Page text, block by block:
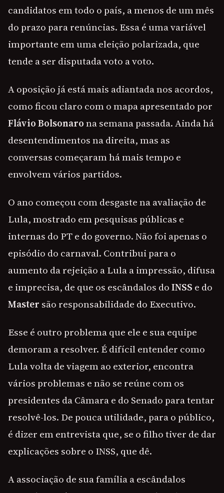
candidatos em todo o país, a menos de um mês
do prazo para renúncias. Essa é uma variável
importante em uma eleição polarizada, que
tende a ser disputada voto a voto.
A oposição já está mais adiantada nos acordos,
como ficou claro com o mapa apresentado por
Flávio Bolsonarona semana passada. Ainda há
desentendimentos na direita, mas as
conversas começaram há mais tempo e
envolvem vários partidos.
O ano começou com desgaste na avaliação de
Lula, mostrado em pesquisas públicas e
internas do PT e do governo. Não foi apenas o
episódio do carnaval. Contribui para o
aumento da rejeição a Lula a impressão, difusa
e imprecisa, de que os escândalos doINSS e do
Master são responsabilidade do Executivo.
Esse é outro problema que ele e sua equipe
demoram a resolver. É difícil entender como
Lula volta de viagem ao exterior, encontra
vários problemas e não se reúne com os
presidentes da Câmara e do Senado para tentar
resolvê-los. De pouca utilidade, para o público,
é dizer em entrevista que, se o filho tiver de dar
explicações sobre o INSS, que dê.
A associação de sua família a escândalos